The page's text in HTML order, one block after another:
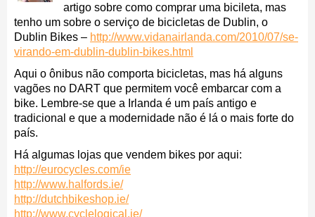
artigo sobre como comprar uma bicileta, mas
tenho um sobre o serviço de bicicletas de Dublin, o
Dublin Bikes – http://www.vidanairlanda.com/2010/07/se-
virando-em-dublin-dublin-bikes.html
Aqui o ônibus não comporta bicicletas, mas há alguns
vagões no DART que permitem você embarcar com a
bike. Lembre-se que a Irlanda é um país antigo e
tradicional e que a modernidade não é lá o mais forte do
país.
Há algumas lojas que vendem bikes por aqui:
http://eurocycles.com/ie
http://www.halfords.ie/
http://dutchbikeshop.ie/
http://www.cyclelogical.ie/